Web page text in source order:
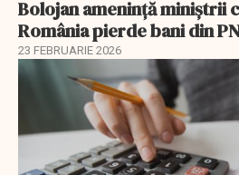
Bolojan amenință miniștrii
România pierde bani din
23 FEBRUARIE 2026